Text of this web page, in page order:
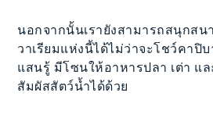
นอกจากนั้นเรายังสามารถสนุกส
วาเรียมแห่งนี้ได้ไม่ว่าจะโชว์คาปิบ
แสนรู้ มีโซนให้อาหารปลา เต่า แ
สัมผัสสัตว์น้ำได้ด้วย